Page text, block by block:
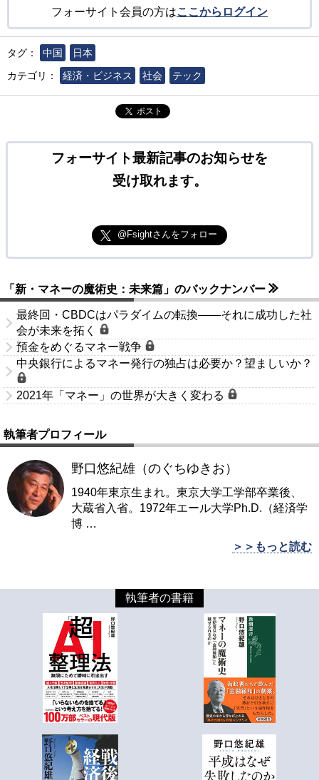
フォーサイト会員の方はここからログイン
タグ： 中国
日本
カテゴリ：
経済・ビジネス 社会 テック
ポスト
フォーサイト最新記事のお知らせを
受け取れます。
@Fsightさんをフォロー
「新・マネーの魔術史：未来篇」のバックナンバー
最終回・CBDCはパラダイムの転換――それに成功した社
会が未来を拓く
預金をめぐるマネー戦争
中央銀行によるマネー発行の独占は必要か？望ましいか？
2021年「マネー」の世界が大きく変わる
執筆者プロフィール
野口悠紀雄（のぐちゆきお）
1940年東京生まれ。東京大学工学部卒業後、
大蔵省入省。1972年エール大学Ph.D.（経済学
博 …
＞＞もっと読む
執筆者の書籍